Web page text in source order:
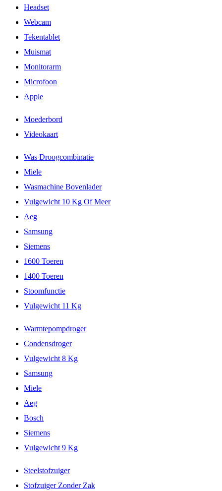
Headset
Webcam
Tekentablet
Muismat
Monitorarm
Microfoon
Apple
Moederbord
Videokaart
Was Droogcombinatie
Miele
Wasmachine Bovenlader
Vulgewicht 10 Kg Of Meer
Aeg
Samsung
Siemens
1600 Toeren
1400 Toeren
Stoomfunctie
Vulgewicht 11 Kg
Warmtepompdroger
Condensdroger
Vulgewicht 8 Kg
Samsung
Miele
Aeg
Bosch
Siemens
Vulgewicht 9 Kg
Steelstofzuiger
Stofzuiger Zonder Zak